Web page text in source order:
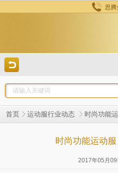
思腾
首页 运动服行业动态 时尚功能
时尚功能运动
2017年05月09